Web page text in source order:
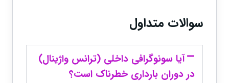
سوالات متداول
آیا سونوگرافی داخلی (ترانس واژینال)
در دوران بارداری خطرناک است؟